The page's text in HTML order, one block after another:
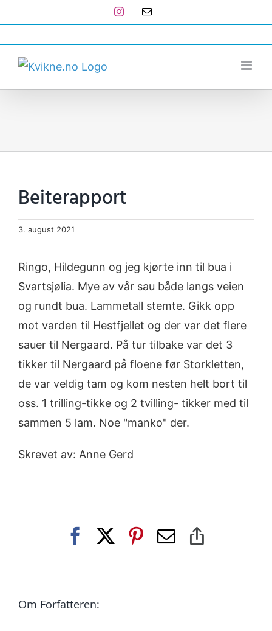
to
content
Instagram
E-
Beiterapport
3. august 2021
Ringo, Hildegunn og jeg kjørte inn til bua i
Svartsjølia. Mye av vår sau både langs veien
og rundt bua. Lammetall stemte. Gikk opp
mot varden til Hestfjellet og der var det flere
sauer til Nergaard. På tur tilbake var det 3
tikker til Nergaard på floene før Storkletten,
de var veldig tam og kom nesten helt bort til
oss. 1 trilling-tikke og 2 tvilling- tikker med til
sammen 5 lam. Noe "manko" der.
Skrevet av: Anne Gerd
Facebook Pinterest
E-
Om Forfatteren: